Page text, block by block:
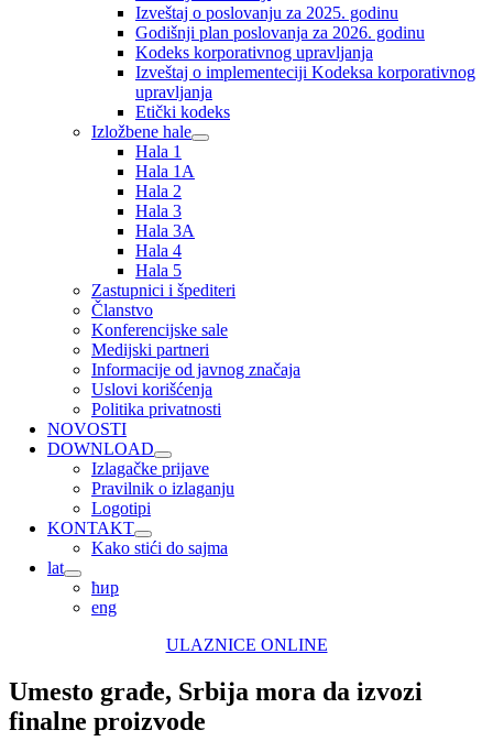
Izveštaj o poslovanju za 2025. godinu
Godišnji plan poslovanja za 2026. godinu
Kodeks korporativnog upravljanja
Izveštaj o implementeciji Kodeksa korporativnog
upravljanja
Etički kodeks
Izložbene hale
Hala 1
Hala 1A
Hala 2
Hala 3
Hala 3A
Hala 4
Hala 5
Zastupnici i špediteri
Članstvo
Konferencijske sale
Medijski partneri
Informacije od javnog značaja
Uslovi korišćenja
Politika privatnosti
NOVOSTI
DOWNLOAD
Izlagačke prijave
Pravilnik o izlaganju
Logotipi
KONTAKT
Kako stići do sajma
lat
ћир
eng
ULAZNICE ONLINE
Umesto građe, Srbija mora da izvozi
finalne proizvode